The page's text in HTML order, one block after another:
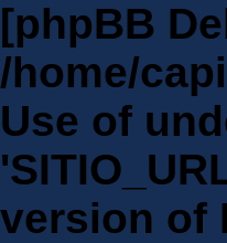
[phpBB
/home/
Use of
version of